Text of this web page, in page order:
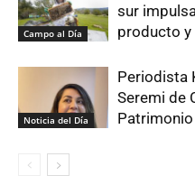
Campo al Día
sur
producto y
Noticia del Día
Periodista
Seremi de